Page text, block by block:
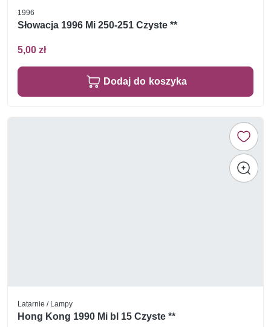
1996
Słowacja 1996 Mi 250-251 Czyste **
5,00 zł
Dodaj do koszyka
Latarnie / Lampy
Hong Kong 1990 Mi bl 15 Czyste **